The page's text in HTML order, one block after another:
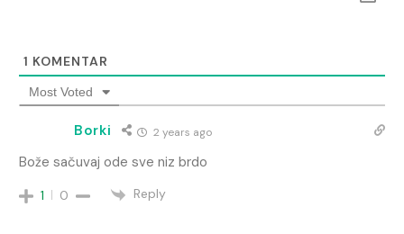
1 KOMENTAR
Most Voted
Borki 2 years ago
Bože sačuvaj ode sve niz brdo
1 0 Reply